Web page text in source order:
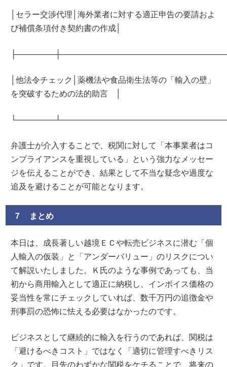
│セラー交渉代理│海外業者に対する適正申告の要請およ
び補償条項付き契約書の作成│
│他法令チェック│薬機法や食品衛生法等の「輸入の壁」
を突破するための法的助言 │
弁護士が介入することで、税関に対して「本事業者はコ
ンプライアンスを重視している」という強力なメッセー
ジを伝えることができ、結果として不当な疑念や過度な
追及を避けることが可能となります。
７ まとめ
本日は、成長著しい越境ＥＣや転売ビジネスに潜む「個
人輸入の仮装」と「アンダーバリュー」のリスクについ
て解説いたしました。Ｋ氏のような事例であっても、当
初から商用輸入として適正に納税し、インボイス価格の
妥当性を常にチェックしていれば、数千万円の追徴金や
刑事罰の恐怖に怯える必要はなかったのです。
ビジネスとして継続的に輸入を行うのであれば、関税は
「避けるべきコスト」ではなく「適切に管理すべきリス
ク」です。目先のわずかな関税をケチることで、将来の